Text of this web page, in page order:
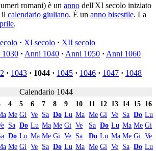
romani) è un anno dell'XI secolo iniziato
il calendario giuliano. È un anno bisestile. La
.
· XI secolo· XII secolo
· Anni 1040 · Anni 1050 · Anni 1060
· 1043 · 1044 · 1045 · 1046 · 1047 · 1048
Calendario 1044
4 5 6 7 8 9 10 11 12 13 14 15 16
Me Gi Ve Sa Do Lu Ma Me Gi Ve Sa Do Lu
Sa Do Lu Ma Me Gi Ve Sa Do Lu Ma Me Gi
Do Lu Ma Me Gi Ve Sa Do Lu Ma Me Gi Ve
Me Gi Ve Sa Do Lu Ma Me Gi Ve Sa Do Lu